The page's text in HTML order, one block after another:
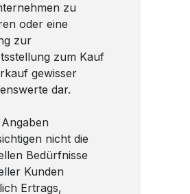
zu
oder eine
zur
zum Kauf
gewisser
dar.
nicht die
Bedürfnisse
Kunden
Ertrags,